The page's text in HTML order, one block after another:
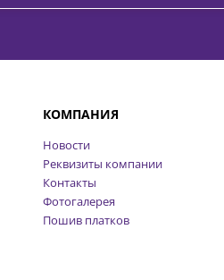
КОМПАНИЯ
Новости
Реквизиты компании
Контакты
Фотогалерея
Пошив платков